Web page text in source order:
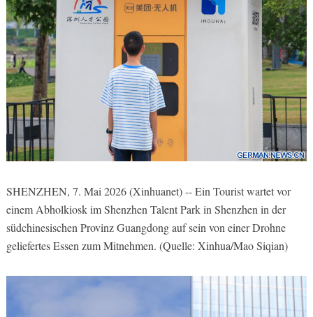
SHENZHEN, 7. Mai 2026 (Xinhuanet) -- Ein Tourist wartet vor
einem Abholkiosk im Shenzhen Talent Park in Shenzhen in der
südchinesischen Provinz Guangdong auf sein von einer Drohne
geliefertes Essen zum Mitnehmen. (Quelle: Xinhua/Mao Siqian)